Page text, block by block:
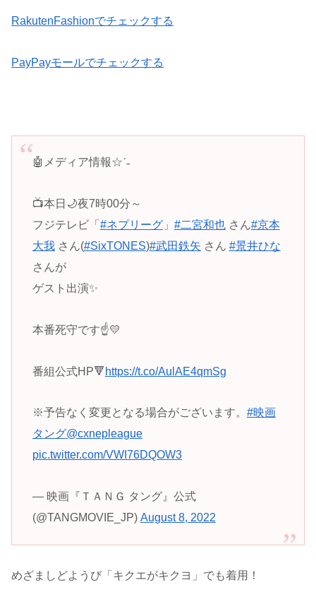
RakutenFashionでチェックする
PayPayモールでチェックする
🤖メディア情報☆ˊ˗
📺本日🌙夜7時00分～
フジテレビ「 #ネプリーグ」 #二宮和也さん#京本
大我さん(#SixTONES)#武田鉄矢 さん #景井ひな
さんが
ゲスト出演✨
本番死守です☝💛
番組公式HP🔻 https://t.co/AulAE4qmSg
※予告なく変更となる場合がございます。 #映画
タング@cxnepleague
pic.twitter.com/VWI76DQOW3
— 映画『ＴＡＮＧ タング』公式
(@TANGMOVIE_JP) August 8, 2022
めざましどようび「キクエがキクヨ」でも着用！